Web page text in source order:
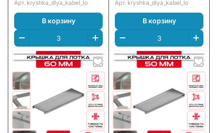
Арт. kryshka_dlya_kabel_lotka_80_mm_t_=_2
В корзину
Арт.
В корзину